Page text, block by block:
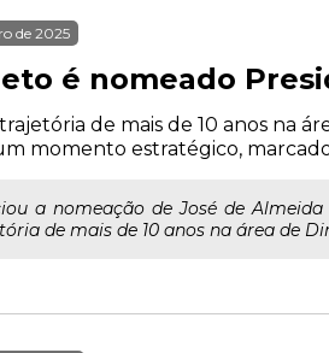
de 2025
é nomeado
de mais de 10 anos na
momento estratégico,
a nomeação de José de
de mais de 10 anos na área de